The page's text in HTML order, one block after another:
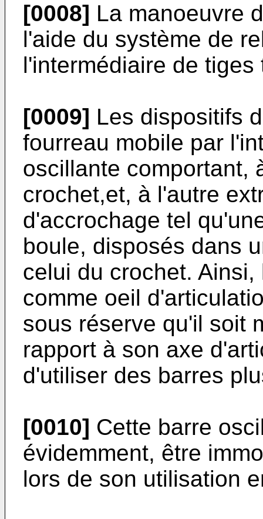
[0008] La manoeuvre
l'aide du système de
l'intermédiaire de
[0009] Les dispositifs
fourreau mobile par
oscillante comportant,
crochet,et, à l'autre
d'accrochage tel
boule, disposés dans
celui du crochet.
comme oeil
sous réserve qu'il soit
rapport à son axe
d'utiliser des barres
[0010] Cette barre
évidemment, être
lors de son utilisation